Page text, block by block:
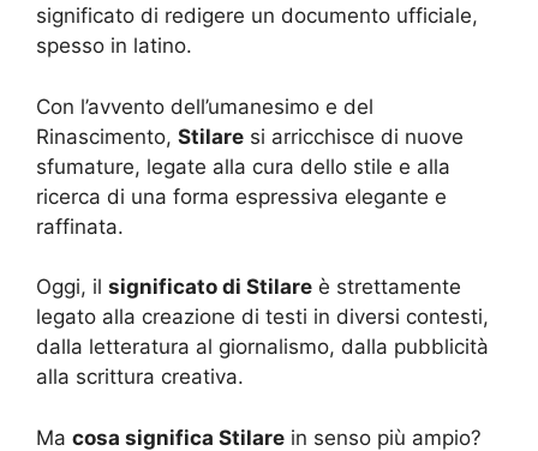
significato di redigere un documento ufficiale,
spesso in latino.
Con l’avvento dell’umanesimo e del
Rinascimento, Stilare si arricchisce di nuove
sfumature, legate alla cura dello stile e alla
ricerca di una forma espressiva elegante e
raffinata.
Oggi, il significato di Stilare è strettamente
legato alla creazione di testi in diversi contesti,
dalla letteratura al giornalismo, dalla pubblicità
alla scrittura creativa.
Ma cosa significa Stilare in senso più ampio?